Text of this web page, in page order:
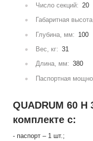
Число секций: 20
Габаритная
Глубина, мм: 100
Вес, кг: 31
Длина, мм: 380
Паспортная
QUADRUM 60 H
комплекте с:
- паспорт – 1 шт.;